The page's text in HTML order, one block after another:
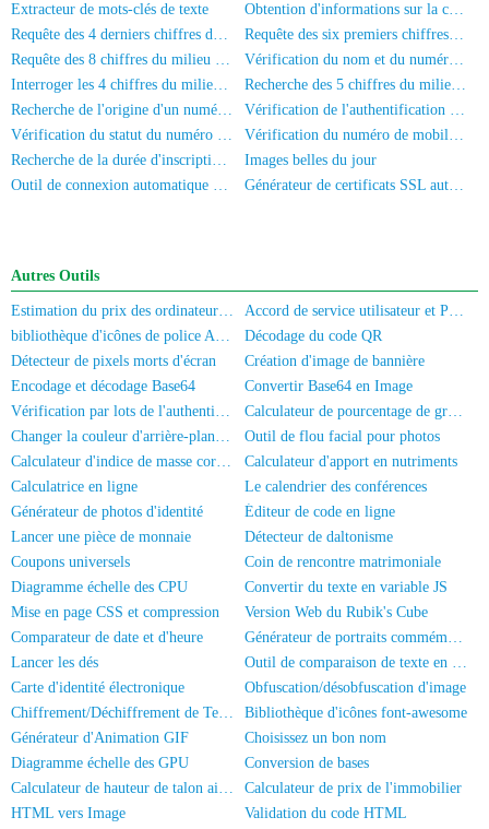
Extracteur de mots-clés de texte
Obtention d'informations sur la carte d'identité
Requête des 4 derniers chiffres de la carte d'identité
Requête des six premiers chiffres du numéro de carte d'identité
Requête des 8 chiffres du milieu de la carte d'identité
Vérification du nom et du numéro de la carte d'identité
Interroger les 4 chiffres du milieu du numéro de téléphone
Recherche des 5 chiffres du milieu d'un numéro de téléphone
Recherche de l'origine d'un numéro de téléphone mobile
Vérification de l'authentification par nom réel du numéro de mobile
Vérification du statut du numéro de téléphone
Vérification du numéro de mobile et du nom
Recherche de la durée d'inscription du numéro de mobile
Images belles du jour
Outil de connexion automatique universel
Générateur de certificats SSL auto-signés
Autres Outils
Estimation du prix des ordinateurs/téléphones portables d'occasion
Accord de service utilisateur et Politique de confidentialité
bibliothèque d'icônes de police Akar-Icons
Décodage du code QR
Détecteur de pixels morts d'écran
Création d'image de bannière
Encodage et décodage Base64
Convertir Base64 en Image
Vérification par lots de l'authentification réelle des numéros de mobile/Carte d'identité
Calculateur de pourcentage de graisse corporelle
Changer la couleur d'arrière-plan de la photo
Outil de flou facial pour photos
Calculateur d'indice de masse corporelle
Calculateur d'apport en nutriments
Calculatrice en ligne
Le calendrier des conférences
Générateur de photos d'identité
Éditeur de code en ligne
Lancer une pièce de monnaie
Détecteur de daltonisme
Coupons universels
Coin de rencontre matrimoniale
Diagramme échelle des CPU
Convertir du texte en variable JS
Mise en page CSS et compression
Version Web du Rubik's Cube
Comparateur de date et d'heure
Générateur de portraits commémoratifs
Lancer les dés
Outil de comparaison de texte en ligne
Carte d'identité électronique
Obfuscation/désobfuscation d'image
Chiffrement/Déchiffrement de Texte
Bibliothèque d'icônes font-awesome
Générateur d'Animation GIF
Choisissez un bon nom
Diagramme échelle des GPU
Conversion de bases
Calculateur de hauteur de talon aiguille
Calculateur de prix de l'immobilier
HTML vers Image
Validation du code HTML